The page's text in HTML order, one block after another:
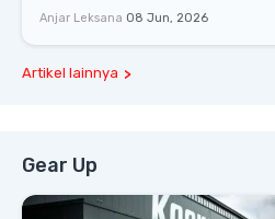
Racing
Anjar Leksana 08 Jun, 2026
Artikel lainnya
Gear Up